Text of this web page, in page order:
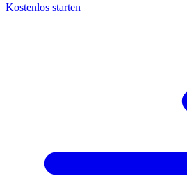
Kostenlos starten